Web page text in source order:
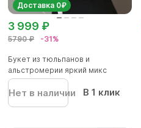
Доставка 0₽
5790 ₽ -31%
3 999 ₽
Букет из тюльпанов и
альстромерии яркий микс
Нет в наличии В 1 клик